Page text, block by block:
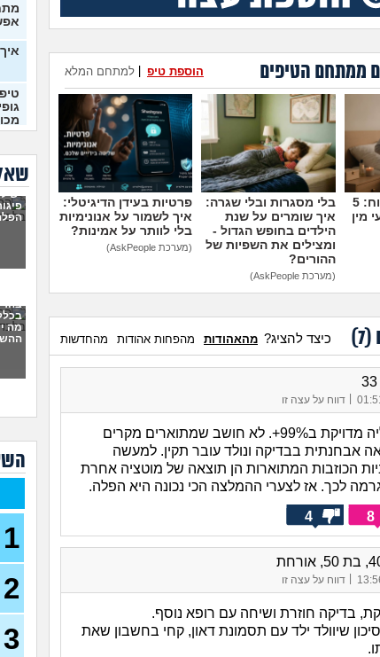
ממתחם הטיפים למתחם המלא הוספת טיפ
מדברים על זה פתוח: 5
מין
בלי מסגרות ובלי שגרה:
איך שומרים על שנת
הילדים בחופש הגדול -
ומצילים את השפיות של
ההורים?
(מערכת AskPeople)
פרטיות בעידן הדיגיטלי:
איך לשמור על אנונימיות
בלי לוותר על אמינות?
(מערכת AskPeople)
(
7
) כיצד להציג? מהאהודות מהפחות אהודות מהחדשות
דווח על עצה זו
בדיקת סיסי שליה מדויקת ב99%+. לא חושב שמתוארים מקרים
אבחנתית בבדיקה ונולד עובר תקין. למעשה
הכוזבות המתוארות הן תוצאה של מוטציה אחרת
לכך. אז לצערי ההמלצה הכי נכונה היא הפלה.
8
4
| דווח על עצה זו
בדיקה חוזרת ושיחה עם רופא נוסף.
שיוולד ילד עם תסמונת דאון, קחי בחשבון שאת
זה
לא
מה
בן 18)
יש
מה
1
2
3